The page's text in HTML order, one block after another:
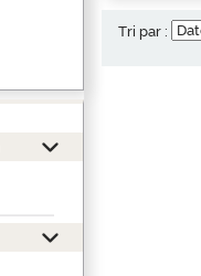
Tri par :